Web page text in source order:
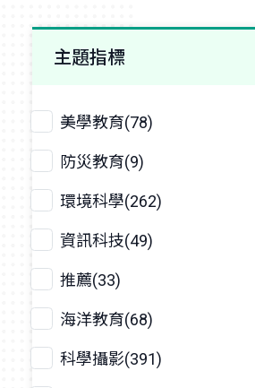
主題指標
美學教育(78)
防災教育(9)
環境科學(262)
資訊科技(49)
推薦(33)
海洋教育(68)
科學攝影(391)